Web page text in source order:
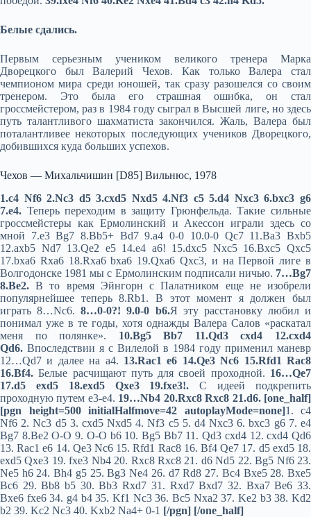
Белые сдались.
Первым серьезным учеником великого тренера Марка
Дворецкого был Валерий Чехов. Как только Валера стал
чемпионом мира среди юношей, так сразу разошелся со своим
тренером. Это была его страшная ошибка, он стал
гроссмейстером, раз в 1984 году сыграл в Высшей лиге, но здесь
путь талантливого шахматиста закончился. Жаль, Валера был
поталантливее некоторых последующих учеников Дворецкого,
добившихся куда больших успехов.
Чехов — Михальчишин [D85] Вильнюс, 1978
1.c4 Nf6 2.Nc3 d5 3.cxd5 Nxd5 4.Nf3 c5 5.d4 Nxc3 6.bxc3 g6
7.e4. Теперь переходим в защиту Грюнфельда. Такие сильные
гроссмейстеры как Ермолинский и Акессон играли здесь со
мной 7.e3 Bg7 8.Bb5+ Bd7 9.a4 0-0 10.0-0 Qc7 11.Ba3 Bxb5
12.axb5 Nd7 13.Qe2 e5 14.e4 a6! 15.dxc5 Nxc5 16.Bxc5 Qxc5
17.bxa6 Rxa6 18.Rxa6 bxa6 19.Qxa6 Qxc3, и на Первой лиге в
Волгодонске 1981 мы с Ермолинским подписали ничью. 7…Bg7
8.Be2.В то время Эйнгорн с Палатником еще не изобрели
популярнейшее теперь 8.Rb1. В этот момент я должен был
играть 8…Nc6.8…0-0?! 9.0-0 b6.Я эту расстановку любил и
понимал уже в те годы, хотя однажды Валера Салов «раскатал
меня по полянке». 10.Bg5 Bb7 11.Qd3 cxd4 12.cxd4
Qd6. Впоследствии я с Вилелой в 1984 году применил маневр
12…Qd7 и далее на а4. 13.Rac1 e6 14.Qe3 Nc6 15.Rfd1 Rac8
16.Bf4.Белые расчищают путь для своей проходной. 16…Qe7
17.d5 exd5 18.exd5 Qxe3 19.fxe3!.С идеей подкрепить
проходную путем е3-е4. 19…Nb4 20.Rxc8 Rxc8 21.d6. [one_half]
[pgn height=500 initialHalfmove=42 autoplayMode=none]1. c4
Nf6 2. Nc3 d5 3. cxd5 Nxd5 4. Nf3 c5 5. d4 Nxc3 6. bxc3 g6 7. e4
Bg7 8.Be2 O-O 9. O-O b6 10. Bg5 Bb7 11. Qd3 cxd4 12. cxd4 Qd6
13. Rac1 e6 14. Qe3 Nc6 15. Rfd1 Rac8 16. Bf4 Qe7 17. d5 exd5 18.
exd5 Qxe3 19. fxe3 Nb4 20. Rxc8 Rxc8 21. d6 Nd5 22. Bg5 Nf6 23.
Ne5 h6 24. Bh4 g5 25. Bg3 Ne4 26. d7 Rd8 27. Bc4 Bxe5 28. Bxe5
Bc6 29. Bb8 b5 30. Bb3 Rxd7 31. Rxd7 Bxd7 32. Bxa7 Be6 33.
Bxe6 fxe6 34. g4 b4 35. Kf1 Nc3 36. Bc5 Nxa2 37. Ke2 b3 38. Kd2
b2 39. Kc2 Nc3 40. Kxb2 Na4+ 0-1 [/pgn] [/one_half]